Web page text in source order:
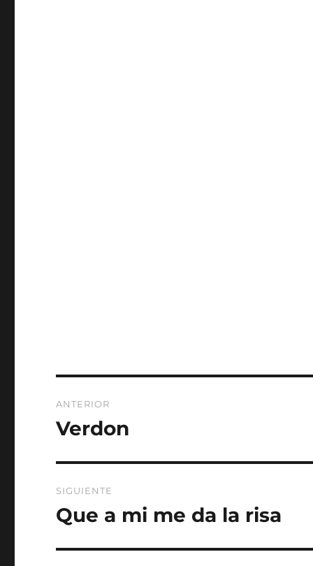
de
ANTERIOR
Entrada
Verdon
SIGUIENTE
Entrada
Que a mi me da la risa